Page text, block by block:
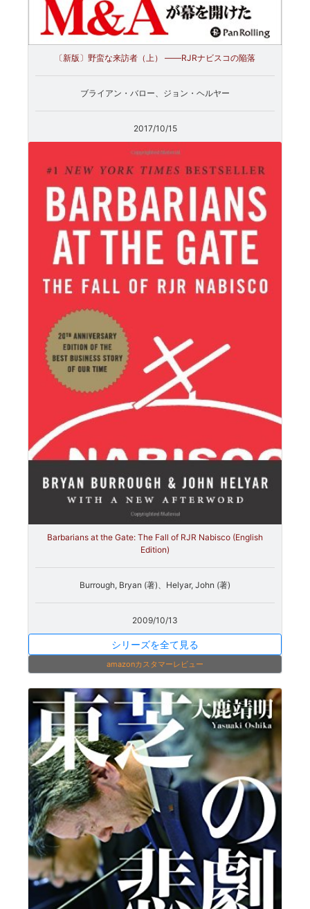
〔新版〕野蛮な来訪者（上） ――RJRナビスコの陥落
ブライアン・バロー、ジョン・ヘルヤー
2017/10/15
Barbarians at the Gate: The Fall of RJR Nabisco (English
Edition)
Burrough, Bryan (著)、Helyar, John (著)
2009/10/13
シリーズを全て見る
amazonカスタマーレビュー